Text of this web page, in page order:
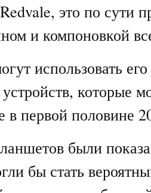
это по сути
и компоновкой
использовать
которые
в первой половине
были
бы стать